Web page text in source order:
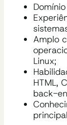
Amplo
Linux;
HTML,
back-